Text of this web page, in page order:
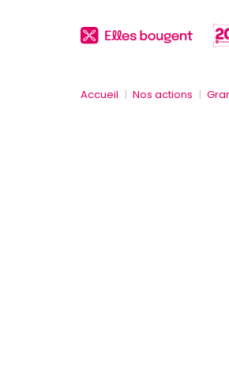
Accueil Nos actions